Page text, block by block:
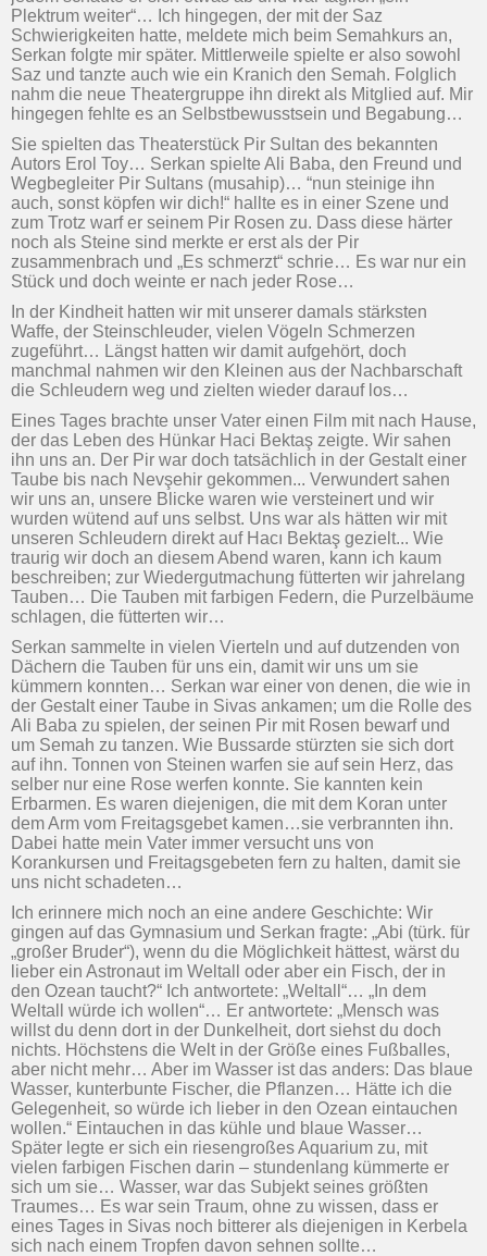
Plektrum weiter“… Ich hingegen, der mit der Saz
Schwierigkeiten hatte, meldete mich beim Semahkurs an,
Serkan folgte mir später. Mittlerweile spielte er also sowohl
Saz und tanzte auch wie ein Kranich den Semah. Folglich
nahm die neue Theatergruppe ihn direkt als Mitglied auf. Mir
hingegen fehlte es an Selbstbewusstsein und Begabung…
Sie spielten das Theaterstück Pir Sultan des bekannten
Autors Erol Toy… Serkan spielte Ali Baba, den Freund und
Wegbegleiter Pir Sultans (musahip)… “nun steinige ihn
auch, sonst köpfen wir dich!“ hallte es in einer Szene und
zum Trotz warf er seinem Pir Rosen zu. Dass diese härter
noch als Steine sind merkte er erst als der Pir
zusammenbrach und „Es schmerzt“ schrie… Es war nur ein
Stück und doch weinte er nach jeder Rose…
In der Kindheit hatten wir mit unserer damals stärksten
Waffe, der Steinschleuder, vielen Vögeln Schmerzen
zugeführt… Längst hatten wir damit aufgehört, doch
manchmal nahmen wir den Kleinen aus der Nachbarschaft
die Schleudern weg und zielten wieder darauf los…
Eines Tages brachte unser Vater einen Film mit nach Hause,
der das Leben des Hünkar Haci Bektaş zeigte. Wir sahen
ihn uns an. Der Pir war doch tatsächlich in der Gestalt einer
Taube bis nach Nevşehir gekommen... Verwundert sahen
wir uns an, unsere Blicke waren wie versteinert und wir
wurden wütend auf uns selbst. Uns war als hätten wir mit
unseren Schleudern direkt auf Hacı Bektaş gezielt... Wie
traurig wir doch an diesem Abend waren, kann ich kaum
beschreiben; zur Wiedergutmachung fütterten wir jahrelang
Tauben… Die Tauben mit farbigen Federn, die Purzelbäume
schlagen, die fütterten wir…
Serkan sammelte in vielen Vierteln und auf dutzenden von
Dächern die Tauben für uns ein, damit wir uns um sie
kümmern konnten… Serkan war einer von denen, die wie in
der Gestalt einer Taube in Sivas ankamen; um die Rolle des
Ali Baba zu spielen, der seinen Pir mit Rosen bewarf und
um Semah zu tanzen. Wie Bussarde stürzten sie sich dort
auf ihn. Tonnen von Steinen warfen sie auf sein Herz, das
selber nur eine Rose werfen konnte. Sie kannten kein
Erbarmen. Es waren diejenigen, die mit dem Koran unter
dem Arm vom Freitagsgebet kamen…sie verbrannten ihn.
Dabei hatte mein Vater immer versucht uns von
Korankursen und Freitagsgebeten fern zu halten, damit sie
uns nicht schadeten…
Ich erinnere mich noch an eine andere Geschichte: Wir
gingen auf das Gymnasium und Serkan fragte: „Abi (türk. für
„großer Bruder“), wenn du die Möglichkeit hättest, wärst du
lieber ein Astronaut im Weltall oder aber ein Fisch, der in
den Ozean taucht?“ Ich antwortete: „Weltall“… „In dem
Weltall würde ich wollen“… Er antwortete: „Mensch was
willst du denn dort in der Dunkelheit, dort siehst du doch
nichts. Höchstens die Welt in der Größe eines Fußballes,
aber nicht mehr… Aber im Wasser ist das anders: Das blaue
Wasser, kunterbunte Fischer, die Pflanzen… Hätte ich die
Gelegenheit, so würde ich lieber in den Ozean eintauchen
wollen.“ Eintauchen in das kühle und blaue Wasser…
Später legte er sich ein riesengroßes Aquarium zu, mit
vielen farbigen Fischen darin – stundenlang kümmerte er
sich um sie… Wasser, war das Subjekt seines größten
Traumes… Es war sein Traum, ohne zu wissen, dass er
eines Tages in Sivas noch bitterer als diejenigen in Kerbela
sich nach einem Tropfen davon sehnen sollte…